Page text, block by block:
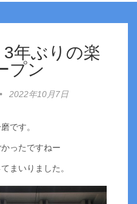
3年ぶりの楽
プン
• 2022年10月7日
です。
ったですねー
まいりました。